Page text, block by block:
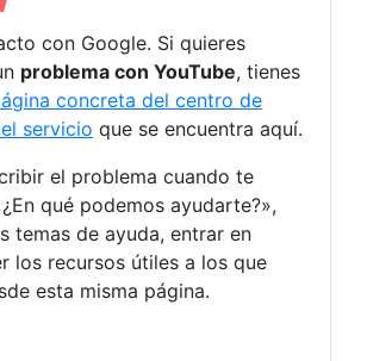
con Google. Si quieres
problema con YouTube, tienes
concreta del centro de
servicio que se encuentra aquí.
el problema cuando te
qué podemos ayudarte?»,
temas de ayuda, entrar en
los recursos útiles a los que
esta misma página.